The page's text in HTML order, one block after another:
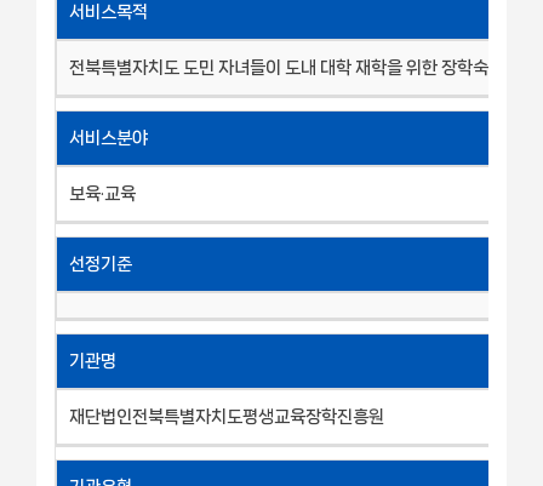
서비스목적
전북특별자치도 도민 자녀들이 도내 대학 재학을 위한 장학숙 제공
서비스분야
보육·교육
선정기준
기관명
재단법인전북특별자치도평생교육장학진흥원